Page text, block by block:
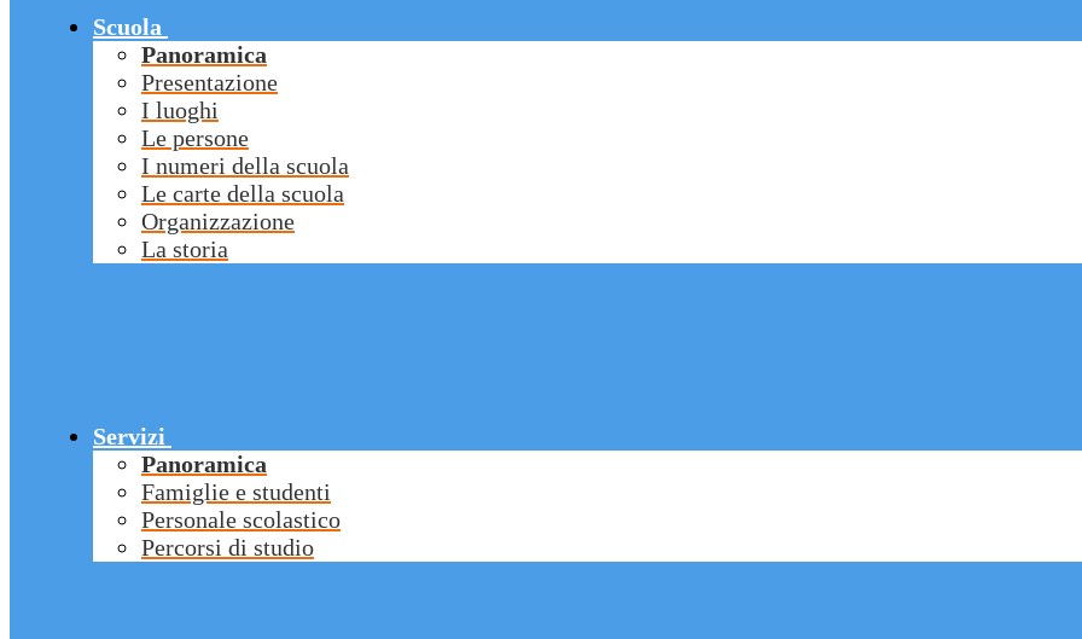
Scuola
Panoramica
Presentazione
I luoghi
Le persone
I numeri della scuola
Le carte della scuola
Organizzazione
La storia
Servizi
Panoramica
Famiglie e studenti
Personale scolastico
Percorsi di studio